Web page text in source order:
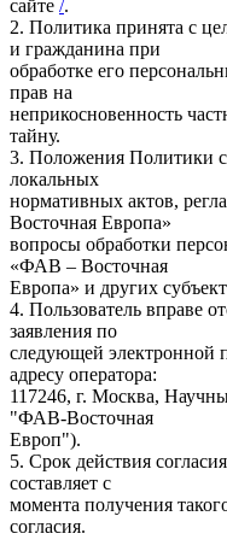
сайте /.
2. Политика принята с
и гражданина при
обработке его
прав на
неприкосновенность
тайну.
3. Положения Политики
локальных
нормативных актов,
Восточная Европа»
вопросы обработки
«ФАВ – Восточная
Европа» и других
4. Пользователь вправе
заявления по
следующей электронной
адресу оператора:
117246, г. Москва,
"ФАВ-Восточная
Европ").
5. Срок действия
составляет с
момента получения
согласия.